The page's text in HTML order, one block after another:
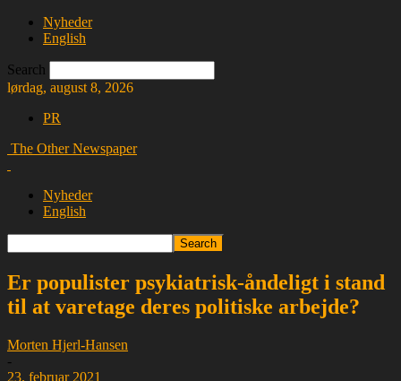
Nyheder
English
Search
lørdag, august 8, 2026
PR
The Other Newspaper
Nyheder
English
Er populister psykiatrisk-åndeligt i stand
til at varetage deres politiske arbejde?
Morten Hjerl-Hansen
-
23. februar 2021